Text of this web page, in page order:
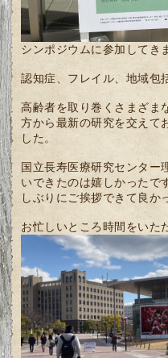
シンポジウムに参加してき
認知症、フレイル、地域包
高齢者を取り巻くさまざま
方から最新の研究を交えて
した。
国立長寿医療研究センター
いできたのは嬉しかったで
しぶりにご挨拶できて良か
お忙しいところ時間をいた